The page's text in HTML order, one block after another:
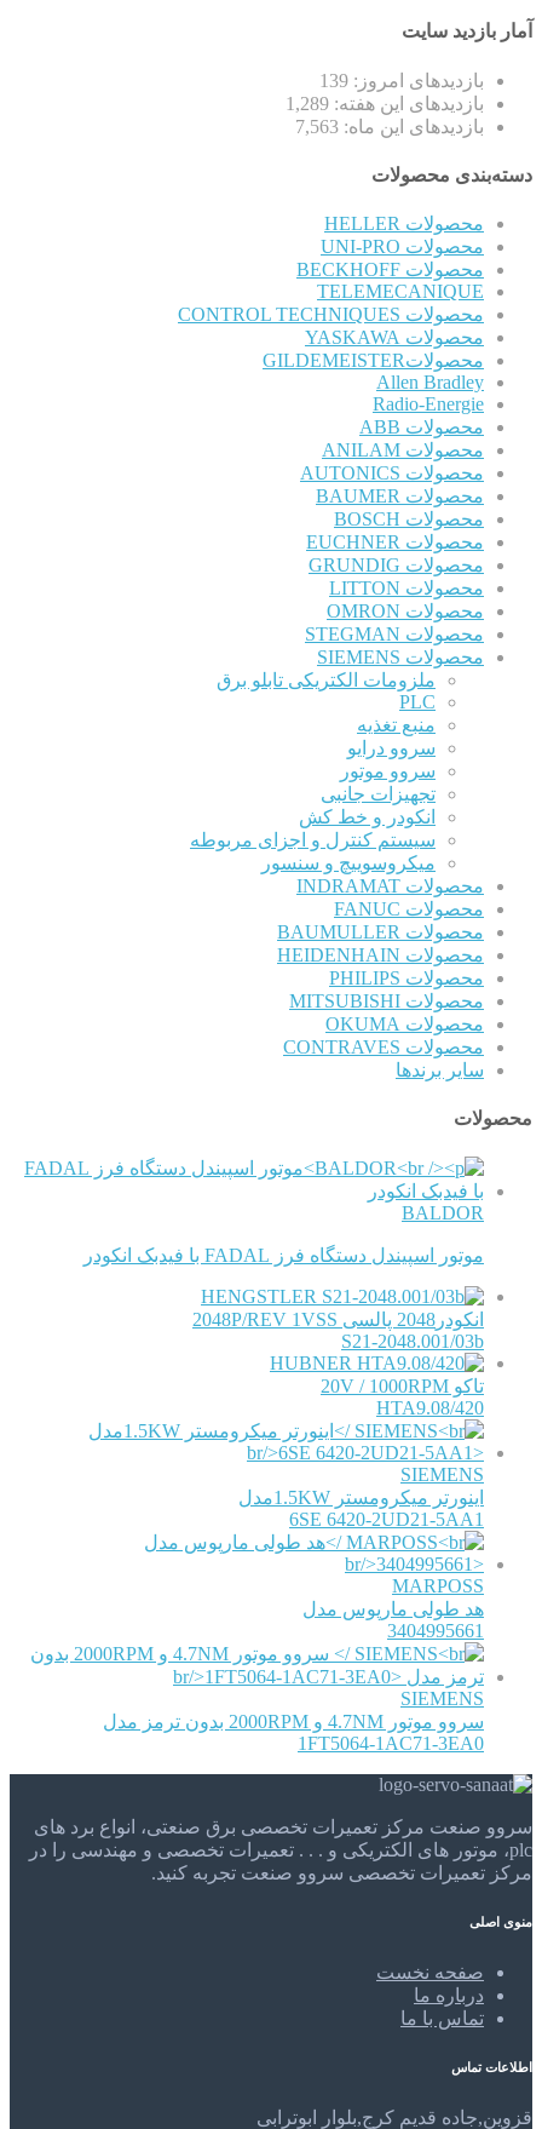
آمار بازدید سایت
بازدیدهای امروز: 139
بازدیدهای این هفته: 1,289
بازدیدهای این ماه: 7,563
دسته‌بندی محصولات
محصولات HELLER
محصولات UNI-PRO
محصولات BECKHOFF
TELEMECANIQUE
محصولات CONTROL TECHNIQUES
محصولات YASKAWA
محصولاتGILDEMEISTER
Allen Bradley
Radio-Energie
محصولات ABB
محصولات ANILAM
محصولات AUTONICS
محصولات BAUMER
محصولات BOSCH
محصولات EUCHNER
محصولات GRUNDIG
محصولات LITTON
محصولات OMRON
محصولات STEGMAN
محصولات SIEMENS
ملزومات الکتریکی تابلو برق
PLC
منبع تغذیه
سروو درایو
سروو موتور
تجهیزات جانبی
انکودر و خط کش
سیستم کنترل و اجزای مربوطه
میکروسوییچ و سنسور
محصولات INDRAMAT
محصولات FANUC
محصولات BAUMULLER
محصولات HEIDENHAIN
محصولات PHILIPS
محصولات MITSUBISHI
محصولات OKUMA
محصولات CONTRAVES
سایر برندها
محصولات
BALDOR
موتور اسپیندل دستگاه فرز FADAL با فیدبک انکودر
HENGSTLER
انکودر2048 پالسی 2048P/REV 1VSS
S21-2048.001/03b
HUBNER
تاکو 20V / 1000RPM
HTA9.08/420
SIEMENS
اینورتر میکرومستر 1.5KWمدل
6SE 6420-2UD21-5AA1
MARPOSS
هد طولی مارپوس مدل
3404995661
SIEMENS
سروو موتور 4.7NM و 2000RPM بدون ترمز مدل
1FT5064-1AC71-3EA0
سروو صنعت مرکز تعمیرات تخصصی برق صنعتی، انواع برد های
plc، موتور های الکتریکی و . . . تعمیرات تخصصی و مهندسی را در
مرکز تعمیرات تخصصی سروو صنعت تجربه کنید.
منوی اصلی
صفحه نخست
درباره ما
تماس با ما
اطلاعات تماس
قزوین,جاده قدیم کرج,بلوار ابوترابی